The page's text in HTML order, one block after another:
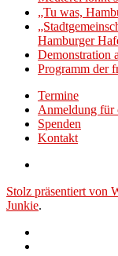
„Tu was,
Hamburger
Demonstration
Programm der
Termine
Anmeldung für
Spenden
Kontakt
Stolz präsentiert von
Junkie.